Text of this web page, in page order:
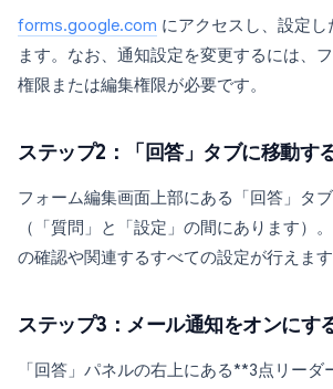
forms.google.com にアクセスし、設定し
ます。なお、通知設定を変更するには、
権限または編集権限が必要です。
ステップ2：「回答」タブに移動す
フォーム編集画面上部にある「回答」タ
（「質問」と「設定」の間にあります）
の確認や関連するすべての設定が行えます
ステップ3：メール通知をオンにす
「回答」パネルの右上にある**3点リーダ